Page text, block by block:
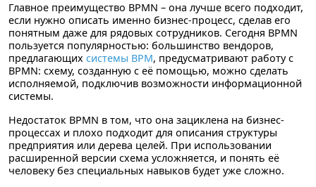
Главное преимущество BPMN – она лучше всего подходит,
если нужно описать именно бизнес-процесс, сделав его
понятным даже для рядовых сотрудников. Сегодня BPMN
пользуется популярностью: большинство вендоров,
предлагающих системы BPM, предусматривают работу c
BPMN: схему, созданную с её помощью, можно сделать
исполняемой, подключив возможности информационной
системы.
Недостаток BPMN в том, что она зациклена на бизнес-
процессах и плохо подходит для описания структуры
предприятия или дерева целей. При использовании
расширенной версии схема усложняется, и понять её
человеку без специальных навыков будет уже сложно.